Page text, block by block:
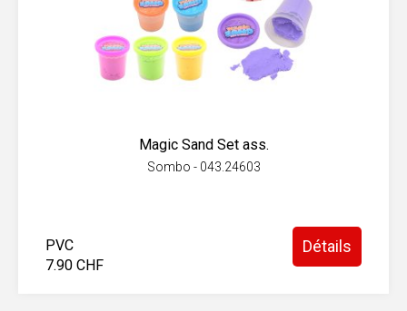
Magic Sand Set ass.
Sombo - 043.24603
PVC
7.90 CHF
Détails